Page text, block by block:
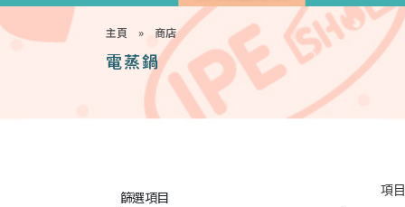
主頁 » 商店
電蒸鍋
篩選項目 項